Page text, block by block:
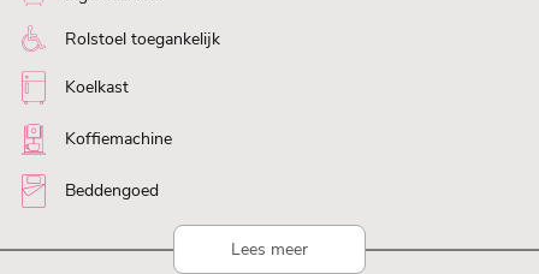
Rolstoel toegankelijk
Koelkast
Koffiemachine
Beddengoed
Lees meer